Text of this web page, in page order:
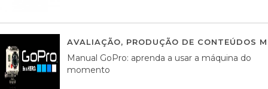
AVALIAÇÃO, PRODUÇÃO DE CONTEÚDOS
Manual GoPro: aprenda a usar a máquina do
momento